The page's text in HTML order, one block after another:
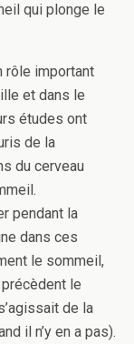
qui plonge le
rôle important
et dans le
études ont
de la
du cerveau
pendant la
dans ces
le sommeil,
le
de la
il n’y en a pas).